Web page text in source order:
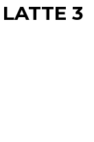
3